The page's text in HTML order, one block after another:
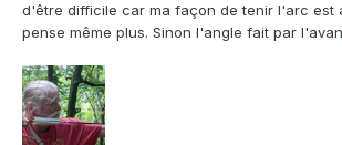
d'être difficile car ma façon de tenir l'arc est
pense même plus. Sinon l'angle fait par